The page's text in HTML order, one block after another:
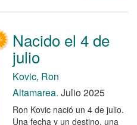
Nacido el 4 de
julio
Kovic, Ron
Altamarea. Julio 2025
Ron Kovic nació un 4 de julio.
Una fecha y un destino, una